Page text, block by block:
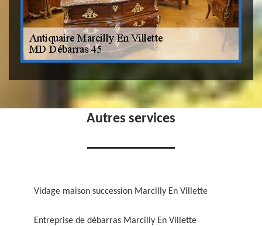
Autres services
Vidage maison succession Marcilly En Villette
Entreprise de débarras Marcilly En Villette